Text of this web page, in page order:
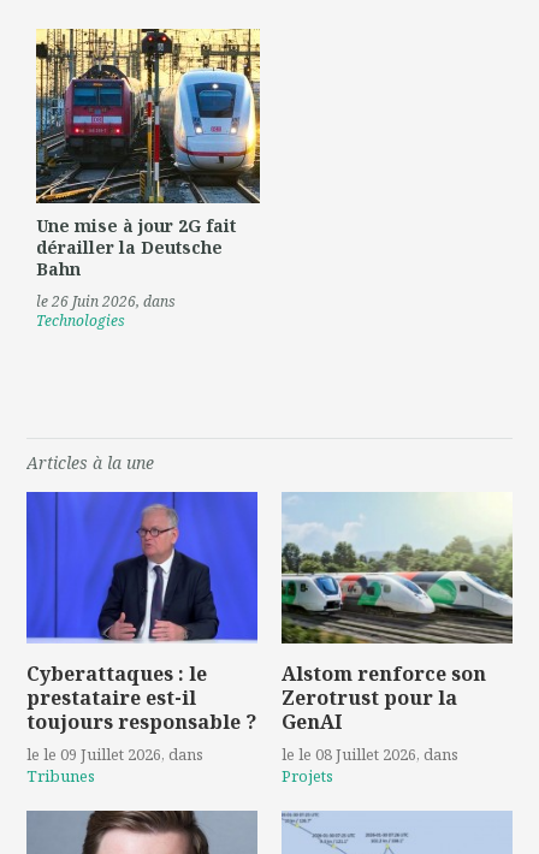
Une mise à jour 2G fait
dérailler la Deutsche
Bahn
le 26 Juin 2026, dans
Technologies
Articles à la une
Cyberattaques : le
prestataire est-il
toujours responsable ?
le le 09 Juillet 2026, dans
Tribunes
Alstom renforce son
Zerotrust pour la
GenAI
le le 08 Juillet 2026, dans
Projets